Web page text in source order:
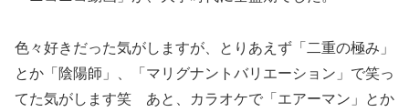
色々好きだった気がしますが、とりあえず「二重の極み」
とか「陰陽師」、「マリグナントバリエーション」で笑っ
てた気がします笑 あと、カラオケで「エアーマン」とか